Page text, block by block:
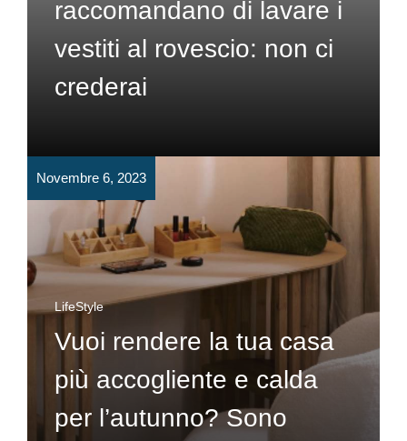
raccomandano di lavare i
vestiti al rovescio: non ci
crederai
Novembre 6, 2023
LifeStyle
Vuoi rendere la tua casa
più accogliente e calda
per l’autunno? Sono